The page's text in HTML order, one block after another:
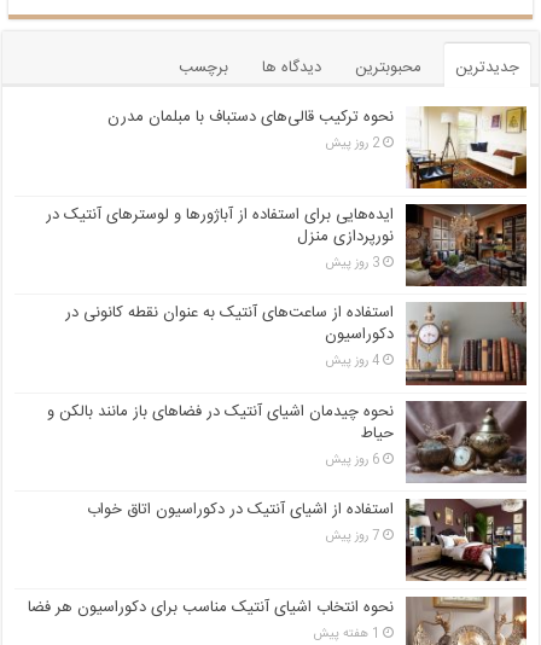
جدیدترین محبوبترین دیدگاه ها
برچسب
نحوه ترکیب قالی‌های دستباف با مبلمان مدرن
2 روز پیش
ایده‌هایی برای استفاده از آباژورها و لوسترهای آنتیک در
نورپردازی منزل
3 روز پیش
استفاده از ساعت‌های آنتیک به عنوان نقطه کانونی در
دکوراسیون
4 روز پیش
نحوه چیدمان اشیای آنتیک در فضاهای باز مانند بالکن و
حیاط
6 روز پیش
استفاده از اشیای آنتیک در دکوراسیون اتاق خواب
7 روز پیش
نحوه انتخاب اشیای آنتیک مناسب برای دکوراسیون هر فضا
1 هفته پیش